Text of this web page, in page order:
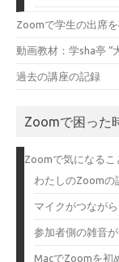
Zoomで学生の出席
動画教材：学sha亭 “
過去の講座の記録
Zoomで困った
Zoomで気になるこ
わたしのZoomの
マイクがつなが
参加者側の雑音
MacでZoomを初